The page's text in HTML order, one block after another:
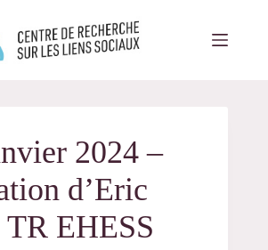
2024 –
d’Eric
EHESS